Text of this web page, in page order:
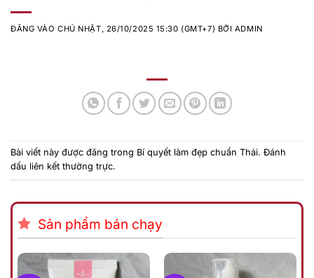
ĐĂNG VÀOCHỦ NHẬT, 26/10/2025 15:30 (GMT+7) BỞI ADMIN
Bài viết này được đăng trong Bí quyết làm đẹp chuẩn Thái. Đánh
dấu liên kết thường trực.
Sản phẩm bán chạy